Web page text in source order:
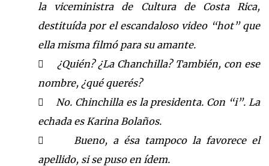
la viceministrade Cultura de Costa Rica,
destituída por elescandaloso video “hot”que
ella misma filmó para su amante.
 ¿Quién? ¿La Chanchilla? También, con ese
nombre, ¿qué querés?
 No. Chinchilla es la presidenta. Con “i”. La
echadaes Karina Bolaños.
 Bueno, a ésa tampoco la favoreceel
apellido, si se puso en ídem.